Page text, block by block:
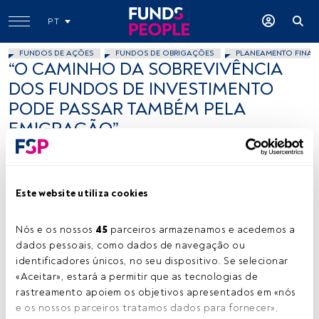
Este website utiliza cookies
Nós e os nossos 45 parceiros armazenamos e acedemos a
dados pessoais, como dados de navegação ou
identificadores únicos, no seu dispositivo. Se selecionar
«Aceitar», estará a permitir que as tecnologias de
rastreamento apoiem os objetivos apresentados em «nós
e os nossos parceiros tratamos dados para fornecer»,
PT
FUNDOS DE AÇÕES FUNDOS DE OBRIGAÇÕES PLANEAMENTO
“O CAMINHO DA SOBREVIVÊNCIA
DOS FUNDOS DE INVESTIMENTO
PODE PASSAR TAMBÉM PELA
EMIGRAÇÃO”
FundsPeople .
E m entrevista à Funds People Portugal, Veiga
Sarmento afirma que a eliminação do n.º16 do
artigo 22.º do Estatuto dos Benefícios Fiscais
coloca os fundos nacionais em desvantagem e que uma
saída poderá ser emigrar. Ou seja, os investidores em
Portugal podem continuar a contar com produtos